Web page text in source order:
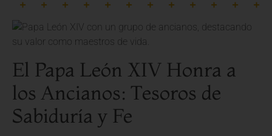
El Papa León XIV Honra a
los Ancianos: Tesoros de
Sabiduría y Fe